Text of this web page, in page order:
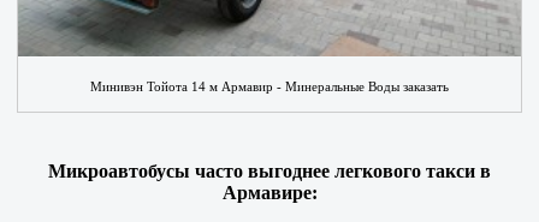
Минивэн Тойота 14 м Армавир - Минеральные Воды заказать
Микроавтобусы часто выгоднее легкового такси в
Армавире: